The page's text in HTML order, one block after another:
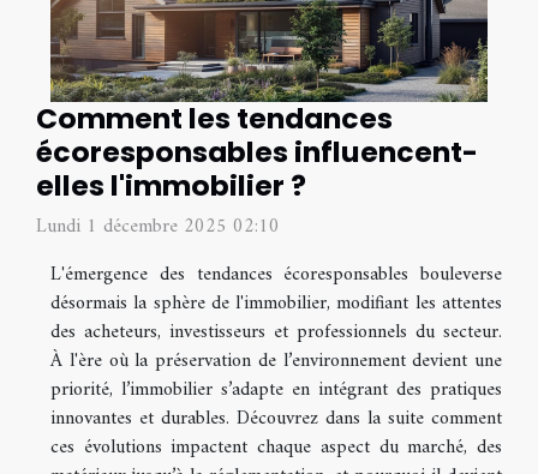
Comment les tendances
écoresponsables influencent-
elles l'immobilier ?
Lundi 1 décembre 2025 02:10
L'émergence des tendances écoresponsables bouleverse
désormais la sphère de l'immobilier, modifiant les attentes
des acheteurs, investisseurs et professionnels du secteur.
À l'ère où la préservation de l’environnement devient une
priorité, l’immobilier s’adapte en intégrant des pratiques
innovantes et durables. Découvrez dans la suite comment
ces évolutions impactent chaque aspect du marché, des